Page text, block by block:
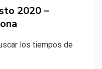
2020 –
los tiempos de